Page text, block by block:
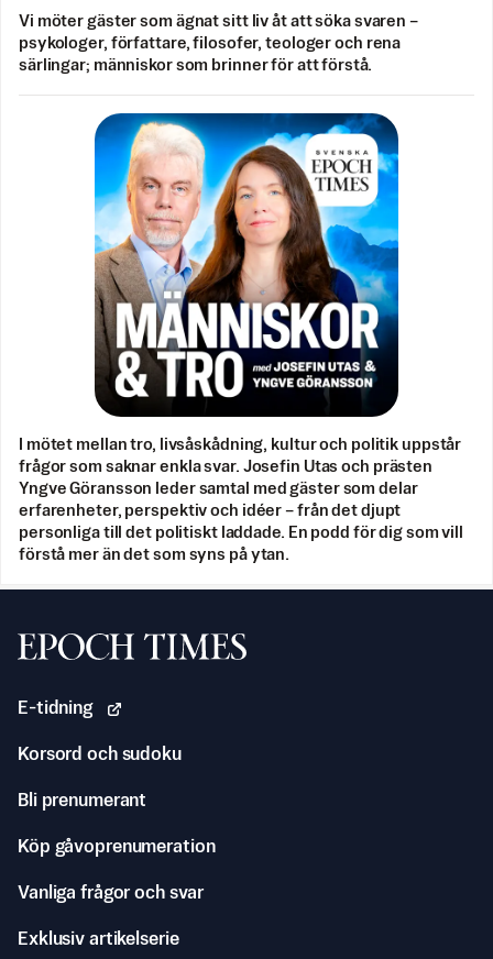
Vi möter gäster som ägnat sitt liv åt att söka svaren –
psykologer, författare, filosofer, teologer och rena
särlingar; människor som brinner för att förstå.
I mötet mellan tro, livsåskådning, kultur och politik uppstår
frågor som saknar enkla svar. Josefin Utas och prästen
Yngve Göransson leder samtal med gäster som delar
erfarenheter, perspektiv och idéer – från det djupt
personliga till det politiskt laddade. En podd för dig som vill
förstå mer än det som syns på ytan.
Svenska Epoch Times
E-tidning
Korsord och sudoku
Bli prenumerant
Köp gåvoprenumeration
Vanliga frågor och svar
Exklusiv artikelserie